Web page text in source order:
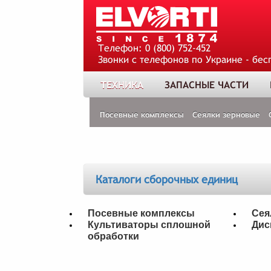
Телефон: 0 (800) 752-452
Звонки с телефонов по Украине -
ТЕХНИКА ЗАПАСНЫЕ ЧАСТИ
Посевные комплексы Сеялки зерновые
Каталоги сборочных единиц
Посевные комплексы
Культиваторы сплошной
обработки